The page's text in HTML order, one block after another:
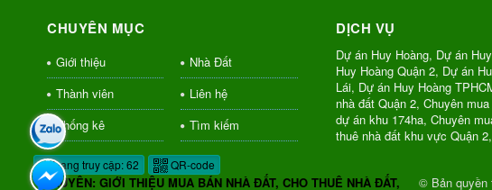
CHUYÊN MỤC
Giới thiệu
Nhà Đất
Thành viên
Liên hệ
Thống kê
Tìm kiếm
Đang truy cập: 62 QR-code
DỊCH VỤ
Dự án Huy Hoàng, Dự án
Huy Hoàng Quận 2, Dự án
Lái, Dự án Huy Hoàng
nhà đất Quận 2, Chuyên
dự án khu 174ha, Chuyên
thuê nhà đất khu vực Quận
CHUYÊN: GIỚI THIỆU MUA BÁN NHÀ ĐẤT, CHO THUÊ NHÀ ĐẤT, © Bản quyền